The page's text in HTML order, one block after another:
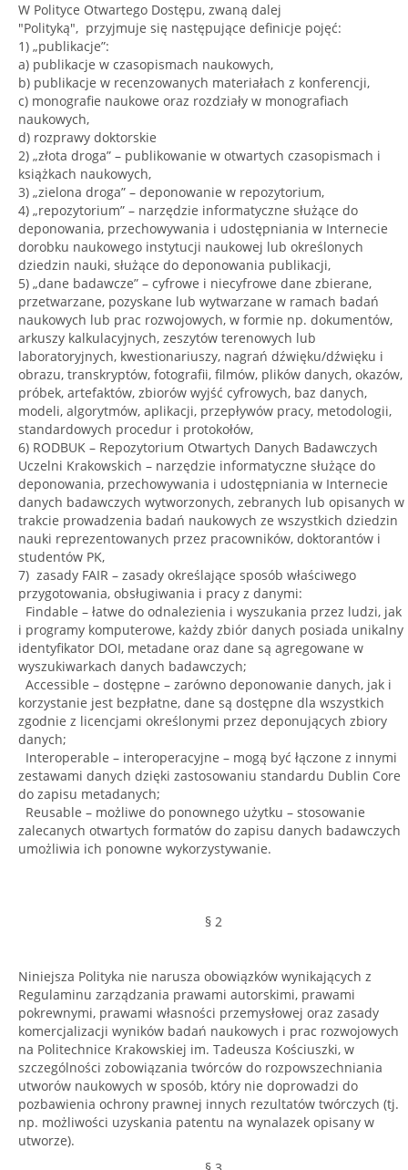
W Polityce Otwartego Dostępu, zwaną dalej
"Polityką", przyjmuje się następujące definicje pojęć:
1) „publikacje”:
a) publikacje w czasopismach naukowych,
b) publikacje w recenzowanych materiałach z konferencji,
c) monografie naukowe oraz rozdziały w monografiach
naukowych,
d) rozprawy doktorskie
2) „złota droga” – publikowanie w otwartych czasopismach i
książkach naukowych,
3) „zielona droga” – deponowanie w repozytorium,
4) „repozytorium” – narzędzie informatyczne służące do
deponowania, przechowywania i udostępniania w Internecie
dorobku naukowego instytucji naukowej lub określonych
dziedzin nauki, służące do deponowania publikacji,
5) „dane badawcze” – cyfrowe i niecyfrowe dane zbierane,
przetwarzane, pozyskane lub wytwarzane w ramach badań
naukowych lub prac rozwojowych, w formie np. dokumentów,
arkuszy kalkulacyjnych, zeszytów terenowych lub
laboratoryjnych, kwestionariuszy, nagrań dźwięku/dźwięku i
obrazu, transkryptów, fotografii, filmów, plików danych, okazów,
próbek, artefaktów, zbiorów wyjść cyfrowych, baz danych,
modeli, algorytmów, aplikacji, przepływów pracy, metodologii,
standardowych procedur i protokołów,
6) RODBUK – Repozytorium Otwartych Danych Badawczych
Uczelni Krakowskich – narzędzie informatyczne służące do
deponowania, przechowywania i udostępniania w Internecie
danych badawczych wytworzonych, zebranych lub opisanych w
trakcie prowadzenia badań naukowych ze wszystkich dziedzin
nauki reprezentowanych przez pracowników, doktorantów i
studentów PK,
7) zasady FAIR – zasady określające sposób właściwego
przygotowania, obsługiwania i pracy z danymi:
Findable – łatwe do odnalezienia i wyszukania przez ludzi, jak
i programy komputerowe, każdy zbiór danych posiada unikalny
identyfikator DOI, metadane oraz dane są agregowane w
wyszukiwarkach danych badawczych;
Accessible – dostępne – zarówno deponowanie danych, jak i
korzystanie jest bezpłatne, dane są dostępne dla wszystkich
zgodnie z licencjami określonymi przez deponujących zbiory
danych;
Interoperable – interoperacyjne – mogą być łączone z innymi
zestawami danych dzięki zastosowaniu standardu Dublin Core
do zapisu metadanych;
Reusable – możliwe do ponownego użytku – stosowanie
zalecanych otwartych formatów do zapisu danych badawczych
umożliwia ich ponowne wykorzystywanie.
§ 2
Niniejsza Polityka nie narusza obowiązków wynikających z
Regulaminu zarządzania prawami autorskimi, prawami
pokrewnymi, prawami własności przemysłowej oraz zasady
komercjalizacji wyników badań naukowych i prac rozwojowych
na Politechnice Krakowskiej im. Tadeusza Kościuszki, w
szczególności zobowiązania twórców do rozpowszechniania
utworów naukowych w sposób, który nie doprowadzi do
pozbawienia ochrony prawnej innych rezultatów twórczych (tj.
np. możliwości uzyskania patentu na wynalazek opisany w
utworze).